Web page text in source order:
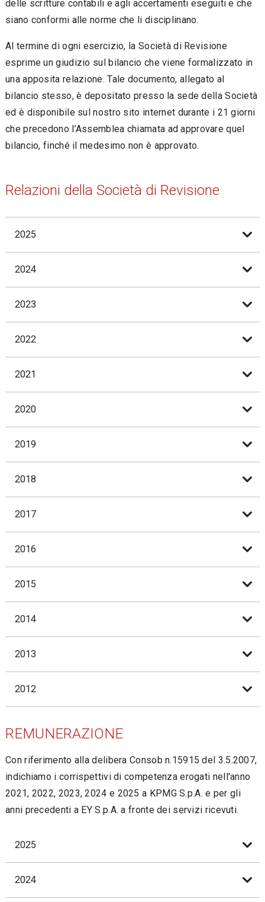
delle scritture contabili e agli accertamenti eseguiti e che
siano conformi alle norme che li disciplinano.
Al termine di ogni esercizio, la Società di Revisione
esprime un giudizio sul bilancio che viene formalizzato in
una apposita relazione. Tale documento, allegato al
bilancio stesso, è depositato presso la sede della Società
ed è disponibile sul nostro sito internet durante i 21 giorni
che precedono l’Assemblea chiamata ad approvare quel
bilancio, finché il medesimo non è approvato.
Relazioni della Società di Revisione
2025
2024
2023
2022
2021
2020
2019
2018
2017
2016
2015
2014
2013
2012
REMUNERAZIONE
Con riferimento alla delibera Consob n.15915 del 3.5.2007,
indichiamo i corrispettivi di competenza erogati nell'anno
2021, 2022, 2023, 2024 e 2025 a KPMG S.p.A. e per gli
anni precedenti a EY S.p.A. a fronte dei servizi ricevuti.
2025
2024